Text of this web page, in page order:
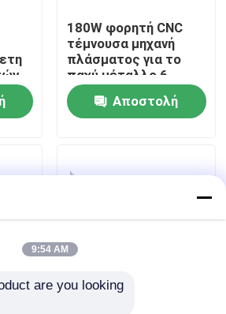
μας
Τύπου
180W φορητή CNC
τέμνουσα μηχανή
πλάσματος για το
παχύ μέταλλο 6 -
150mm
Αποστολή
9:54 AM
are you looking